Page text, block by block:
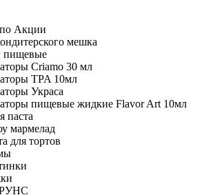
по Акции
мешка
пищевые
Criamo 30 мл
TPA 10мл
Украса
пищевые жидкие Flavor Art 10мл
паста
мармелад
для тортов